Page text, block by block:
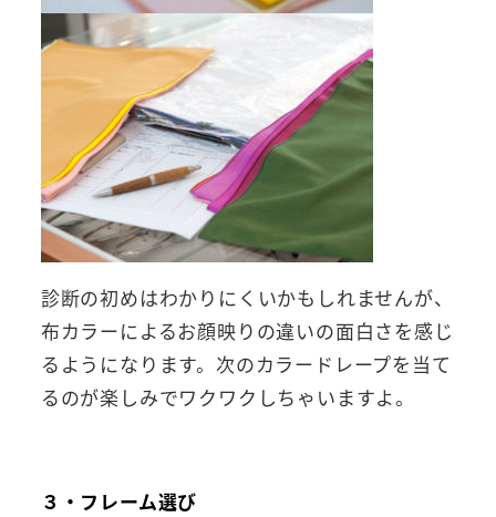
診断の初めはわかりにくいかもしれませんが、
布カラーによるお顔映りの違いの面白さを感じ
るようになります。次のカラードレープを当て
るのが楽しみでワクワクしちゃいますよ。
３・フレーム選び